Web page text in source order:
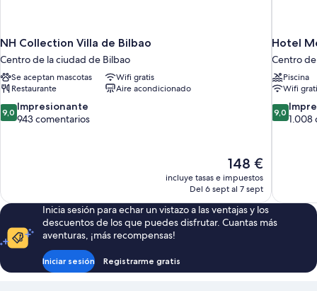
NH Collection Villa de Bilbao
Centro de la ciudad de Bilbao
Se aceptan mascotas
Wifi gratis
Restaurante
Aire acondicionado
9.0
sobre
9,0 Impresionante
943 comentarios
El
precio
actual
de
148 €
148 €
incluye tasas e impuestos
Del 6 sept al 7 sept
Hotel
Centro
Piscina
Wifi
9.0
sobre
9,0
1.008
Inicia sesión para echar un vistazo a las ventajas y los
descuentos de los que puedes disfrutar. Cuantas más
aventuras, ¡más recompensas!
Iniciar sesión Registrarme gratis